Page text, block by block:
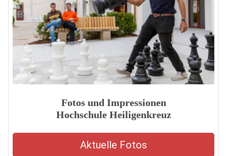
Fotos und Impressionen
Hochschule Heiligenkreuz
Aktuelle Fotos